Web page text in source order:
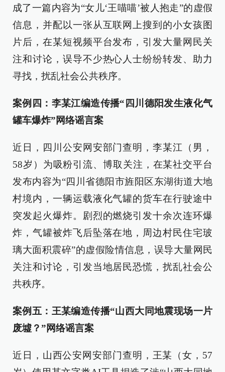
成了一篇内容为“女儿‘王喵喵’被人抱走”的虚假
信息，并配以一张从互联网上搜到的小女孩图
片后，在某短视频平台发布，引发大量网民关
注和讨论，误导不少热心人士纷纷转发、助力
寻找，扰乱社会公共秩序。
案例四：李某江编造传播“四川德阳发生液化气
罐车爆炸”网络谣言案
近日，四川公安网安部门查明，李某江（男，
58岁）为吸粉引流、博取关注，在某社交平台
发布内容为“四川省德阳市旌阳区东湖街道大地
村境内，一辆运载液化气罐的货车在行驶途中
突发起火爆炸。剧烈的燃烧引发十余次连环爆
炸，气罐被炸飞后坠落在地，周边村民住宅玻
璃大面积震碎”的虚假险情信息，误导大量网民
关注和讨论，引发当地居民恐慌，扰乱社会公
共秩序。
案例五：王某编造传播“山西大同地震现场一片
废墟？”网络谣言案
近日，山西公安网安部门查明，王某（女，57